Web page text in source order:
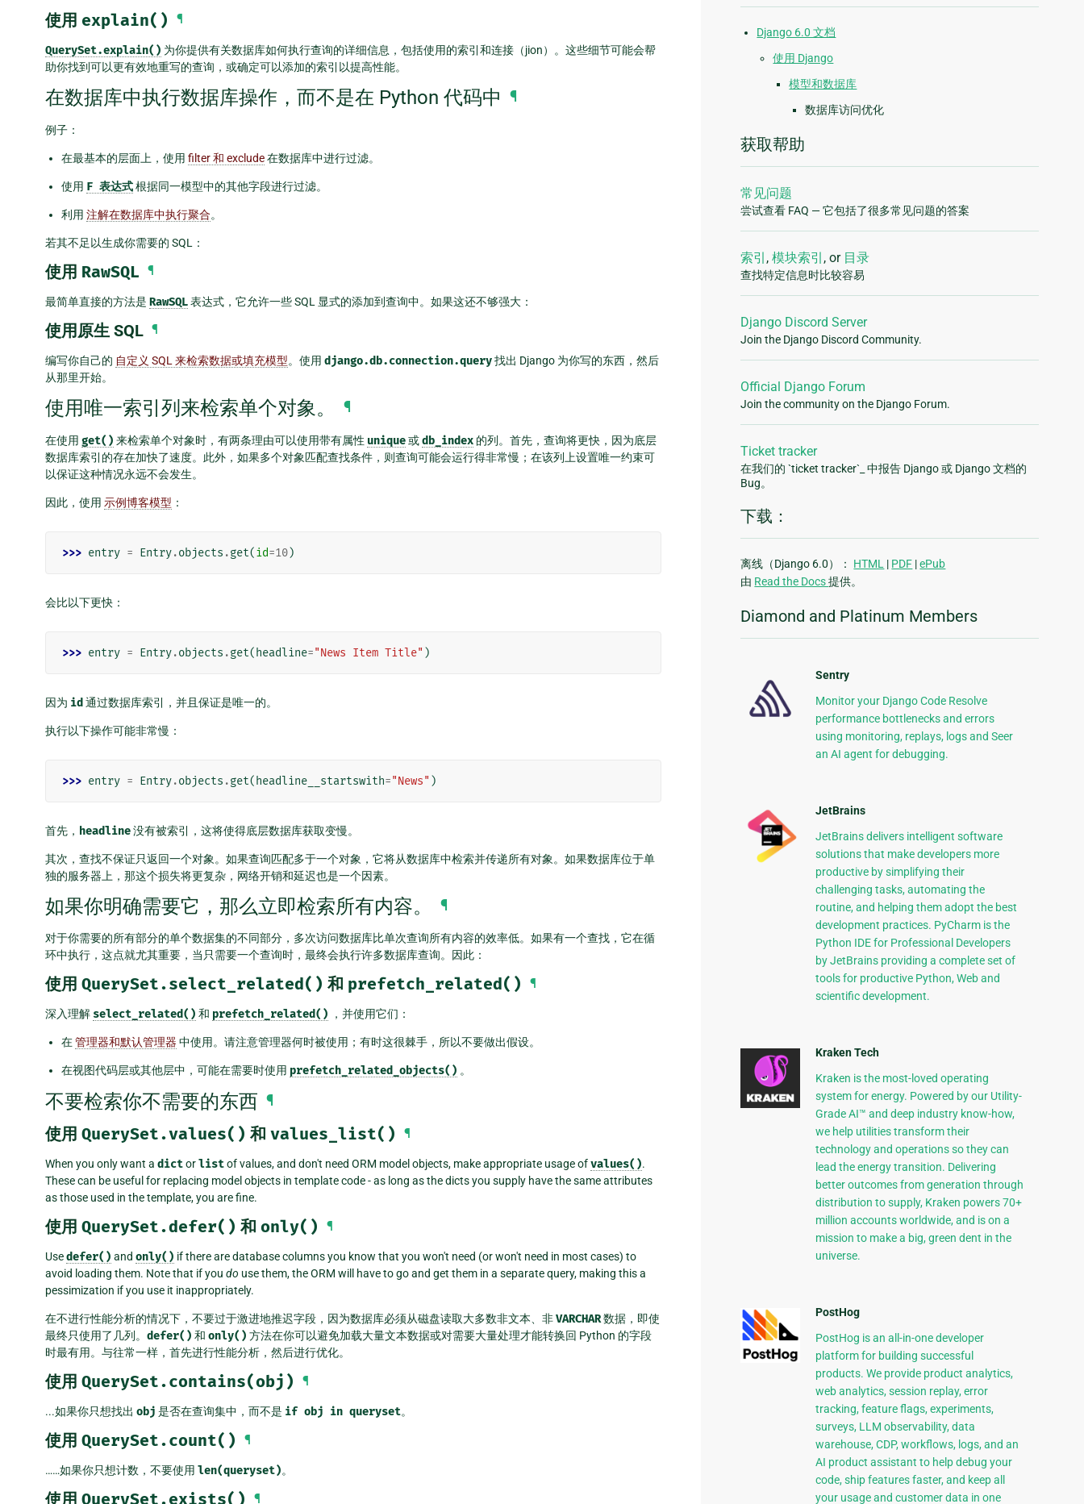
使用 explain() ¶
QuerySet.explain() 为你提供有关数据库如何执行查询的详细信息，包括使用的索引和连接（jion）。这些细节可能会帮
助你找到可以更有效地重写的查询，或确定可以添加的索引以提高性能。
在数据库中执行数据库操作，而不是在 Python 代码中 ¶
例子：
在最基本的层面上，使用 filter 和 exclude在数据库中进行过滤。
使用 F 表达式根据同一模型中的其他字段进行过滤。
利用 注解在数据库中执行聚合。
若其不足以生成你需要的 SQL：
使用 RawSQL ¶
最简单直接的方法是 RawSQL表达式，它允许一些 SQL 显式的添加到查询中。如果这还不够强大：
使用原生 SQL ¶
编写你自己的 自定义 SQL 来检索数据或填充模型。使用 django.db.connection.query找出 Django 为你写的东西，然后
从那里开始。
使用唯一索引列来检索单个对象。 ¶
在使用 get() 来检索单个对象时，有两条理由可以使用带有属性 unique或db_index 的列。首先，查询将更快，因为底层
数据库索引的存在加快了速度。此外，如果多个对象匹配查找条件，则查询可能会运行得非常慢；在该列上设置唯一约束可
以保证这种情况永远不会发生。
因此，使用 示例博客模型 ：
>>> entry = Entry.objects .get(id=10)
会比以下更快：
>>> entry = Entry.objects .get( headline="News Item Title" )
因为 id 通过数据库索引，并且保证是唯一的。
执行以下操作可能非常慢：
>>> entry = Entry.objects .get( headline__startswith="News" )
首先， headline没有被索引，这将使得底层数据库获取变慢。
其次，查找不保证只返回一个对象。如果查询匹配多于一个对象，它将从数据库中检索并传递所有对象。如果数据库位于单
独的服务器上，那这个损失将更复杂，网络开销和延迟也是一个因素。
如果你明确需要它，那么立即检索所有内容。 ¶
对于你需要的所有部分的单个数据集的不同部分，多次访问数据库比单次查询所有内容的效率低。如果有一个查找，它在循
环中执行，这点就尤其重要，当只需要一个查询时，最终会执行许多数据库查询。因此：
使用 QuerySet.select_related() 和 prefetch_related() ¶
深入理解 select_related() 和 prefetch_related() ，并使用它们：
在管理器和默认管理器 中使用。请注意管理器何时被使用；有时这很棘手，所以不要做出假设。
在视图代码层或其他层中，可能在需要时使用 prefetch_related_objects() 。
不要检索你不需要的东西 ¶
使用 QuerySet.values() 和 values_list() ¶
When you only want a dictorlistof values, and don't need ORM model objects, make appropriate usage ofvalues().
These can be useful for replacing model objects in template code - as long as the dicts you supply have the same attributes
as those used in the template, you are fine.
使用 QuerySet.defer() 和 only() ¶
Usedefer() and only() if there are database columns you know that you won't need (or won't need in most cases) to
avoid loading them. Note that if you do use them, the ORM will have to go and get them in a separate query, making this a
pessimization if you use it inappropriately.
在不进行性能分析的情况下，不要过于激进地推迟字段，因为数据库必须从磁盘读取大多数非文本、非VARCHAR数据，即使
最终只使用了几列。 defer() 和 only() 方法在你可以避免加载大量文本数据或对需要大量处理才能转换回 Python 的字段
时最有用。与往常一样，首先进行性能分析，然后进行优化。
使用 QuerySet.contains(obj) ¶
...如果你只想找出 obj 是否在查询集中，而不是 if obj in queryset。
使用 QuerySet.count() ¶
……如果你只想计数，不要使用 len(queryset)。
使用 QuerySet.exists() ¶
Django 6.0 文档
使用 Django
模型和数据库
数据库访问优化
获取帮助
常见问题
尝试查看 FAQ — 它包括了很多常见问题的答案
索引 ,模块索引 , or 目录
查找特定信息时比较容易
Django Discord Server
Join the Django Discord Community.
Official Django Forum
Join the community on the Django Forum.
Ticket tracker
在我们的 `ticket tracker`_ 中报告 Django 或 Django 文档的
Bug。
下载：
离线（Django 6.0）： HTML | PDF |ePub
由 Read the Docs提供。
Diamond and Platinum Members
Sentry
Monitor your Django Code Resolve
performance bottlenecks and errors
using monitoring, replays, logs and Seer
an AI agent for debugging.
JetBrains
JetBrains delivers intelligent software
solutions that make developers more
productive by simplifying their
challenging tasks, automating the
routine, and helping them adopt the best
development practices. PyCharm is the
Python IDE for Professional Developers
by JetBrains providing a complete set of
tools for productive Python, Web and
scientific development.
Kraken Tech
Kraken is the most-loved operating
system for energy. Powered by our Utility-
Grade AI™ and deep industry know-how,
we help utilities transform their
technology and operations so they can
lead the energy transition. Delivering
better outcomes from generation through
distribution to supply, Kraken powers 70+
million accounts worldwide, and is on a
mission to make a big, green dent in the
universe.
PostHog
PostHog is an all-in-one developer
platform for building successful
products. We provide product analytics,
web analytics, session replay, error
tracking, feature flags, experiments,
surveys, LLM observability, data
warehouse, CDP, workflows, logs, and an
AI product assistant to help debug your
code, ship features faster, and keep all
your usage and customer data in one